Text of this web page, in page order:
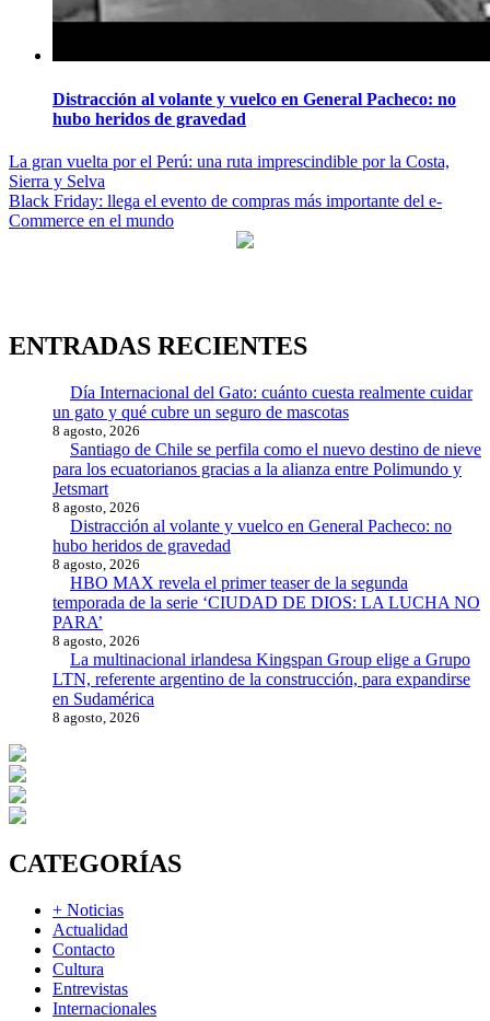
Distracción al volante y vuelco en General Pacheco: no
hubo heridos de gravedad
Navegación
de
entradas
La gran vuelta por el Perú: una ruta imprescindible por la Costa,
Sierra y Selva
Black Friday: llega el evento de compras más importante del e-
Commerce en el mundo
ENTRADAS RECIENTES
Día Internacional del Gato: cuánto cuesta realmente cuidar
un gato y qué cubre un seguro de mascotas
8 agosto, 2026
Santiago de Chile se perfila como el nuevo destino de nieve
para los ecuatorianos gracias a la alianza entre Polimundo y
Jetsmart
8 agosto, 2026
Distracción al volante y vuelco en General Pacheco: no
hubo heridos de gravedad
8 agosto, 2026
HBO MAX revela el primer teaser de la segunda
temporada de la serie ‘CIUDAD DE DIOS: LA LUCHA NO
PARA’
8 agosto, 2026
La multinacional irlandesa Kingspan Group elige a Grupo
LTN, referente argentino de la construcción, para expandirse
en Sudamérica
8 agosto, 2026
CATEGORÍAS
+ Noticias
Actualidad
Contacto
Cultura
Entrevistas
Internacionales